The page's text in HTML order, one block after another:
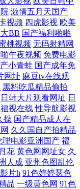
在线播放免费观看 91
在免费 伊人久热中文
日韩国产动漫在 自拍
免费人成va视频全 色
美杂交视频一区二 亚
粉嫩AV 91国偷自产中
欧中文字幕 国产精品
媒18精品A片在线观看
激情五月天国产
视频 四虎影视 欧美
BB 国产福利啪啪
桃视频 无码射精网
午夜视频 免费电影
小青蛙 国产成年免
网址 麻豆tv在线观
黑料吃瓜精品偷拍
日韩大片观看网址 日
视在线 性导航影视
操 国产精品成人在
久久国自产拍精品
理电影亚洲国产 福
花 黄色网网址女 久
人成 亚州色图乱伦
片h 91色婷婷瑟色
品 一级黄色网 91色